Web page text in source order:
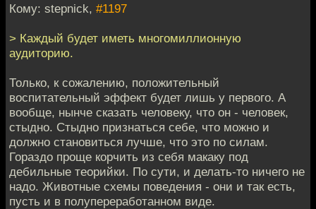
Кому: stepnick, #1197
> Каждый будет иметь многомиллионную
аудиторию.
Только, к сожалению, положительный
воспитательный эффект будет лишь у первого. А
вообще, нынче сказать человеку, что он - человек,
стыдно. Стыдно признаться себе, что можно и
должно становиться лучше, что это по силам.
Гораздо проще корчить из себя макаку под
дебильные теорийки. По сути, и делать-то ничего не
надо. Животные схемы поведения - они и так есть,
пусть и в полупереработанном виде.